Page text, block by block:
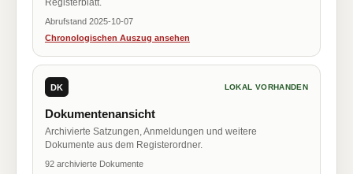
Registerblatt.
Abrufstand 2025-10-07
Chronologischen Auszug ansehen
DK LOKAL VORHANDEN
Dokumentenansicht
Archivierte Satzungen, Anmeldungen und weitere
Dokumente aus dem Registerordner.
92 archivierte Dokumente